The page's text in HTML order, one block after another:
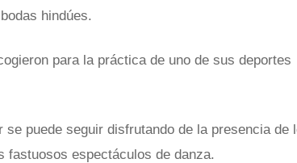
hindúes.
para la práctica de uno de sus deportes
puede seguir disfrutando de la presencia de
fastuosos espectáculos de danza.